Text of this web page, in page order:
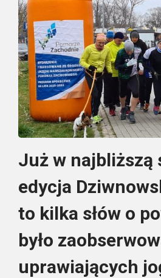
Już w najbliższą
edycja
to kilka słów o
było
uprawiających